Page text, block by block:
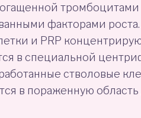
тромбоцитами
факторами роста.
и PRP
в специальной
стволовые
в пораженную